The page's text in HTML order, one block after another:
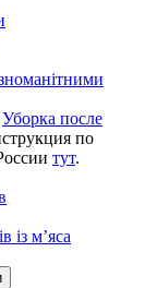
Уборка после
по
тут.
із м’яса